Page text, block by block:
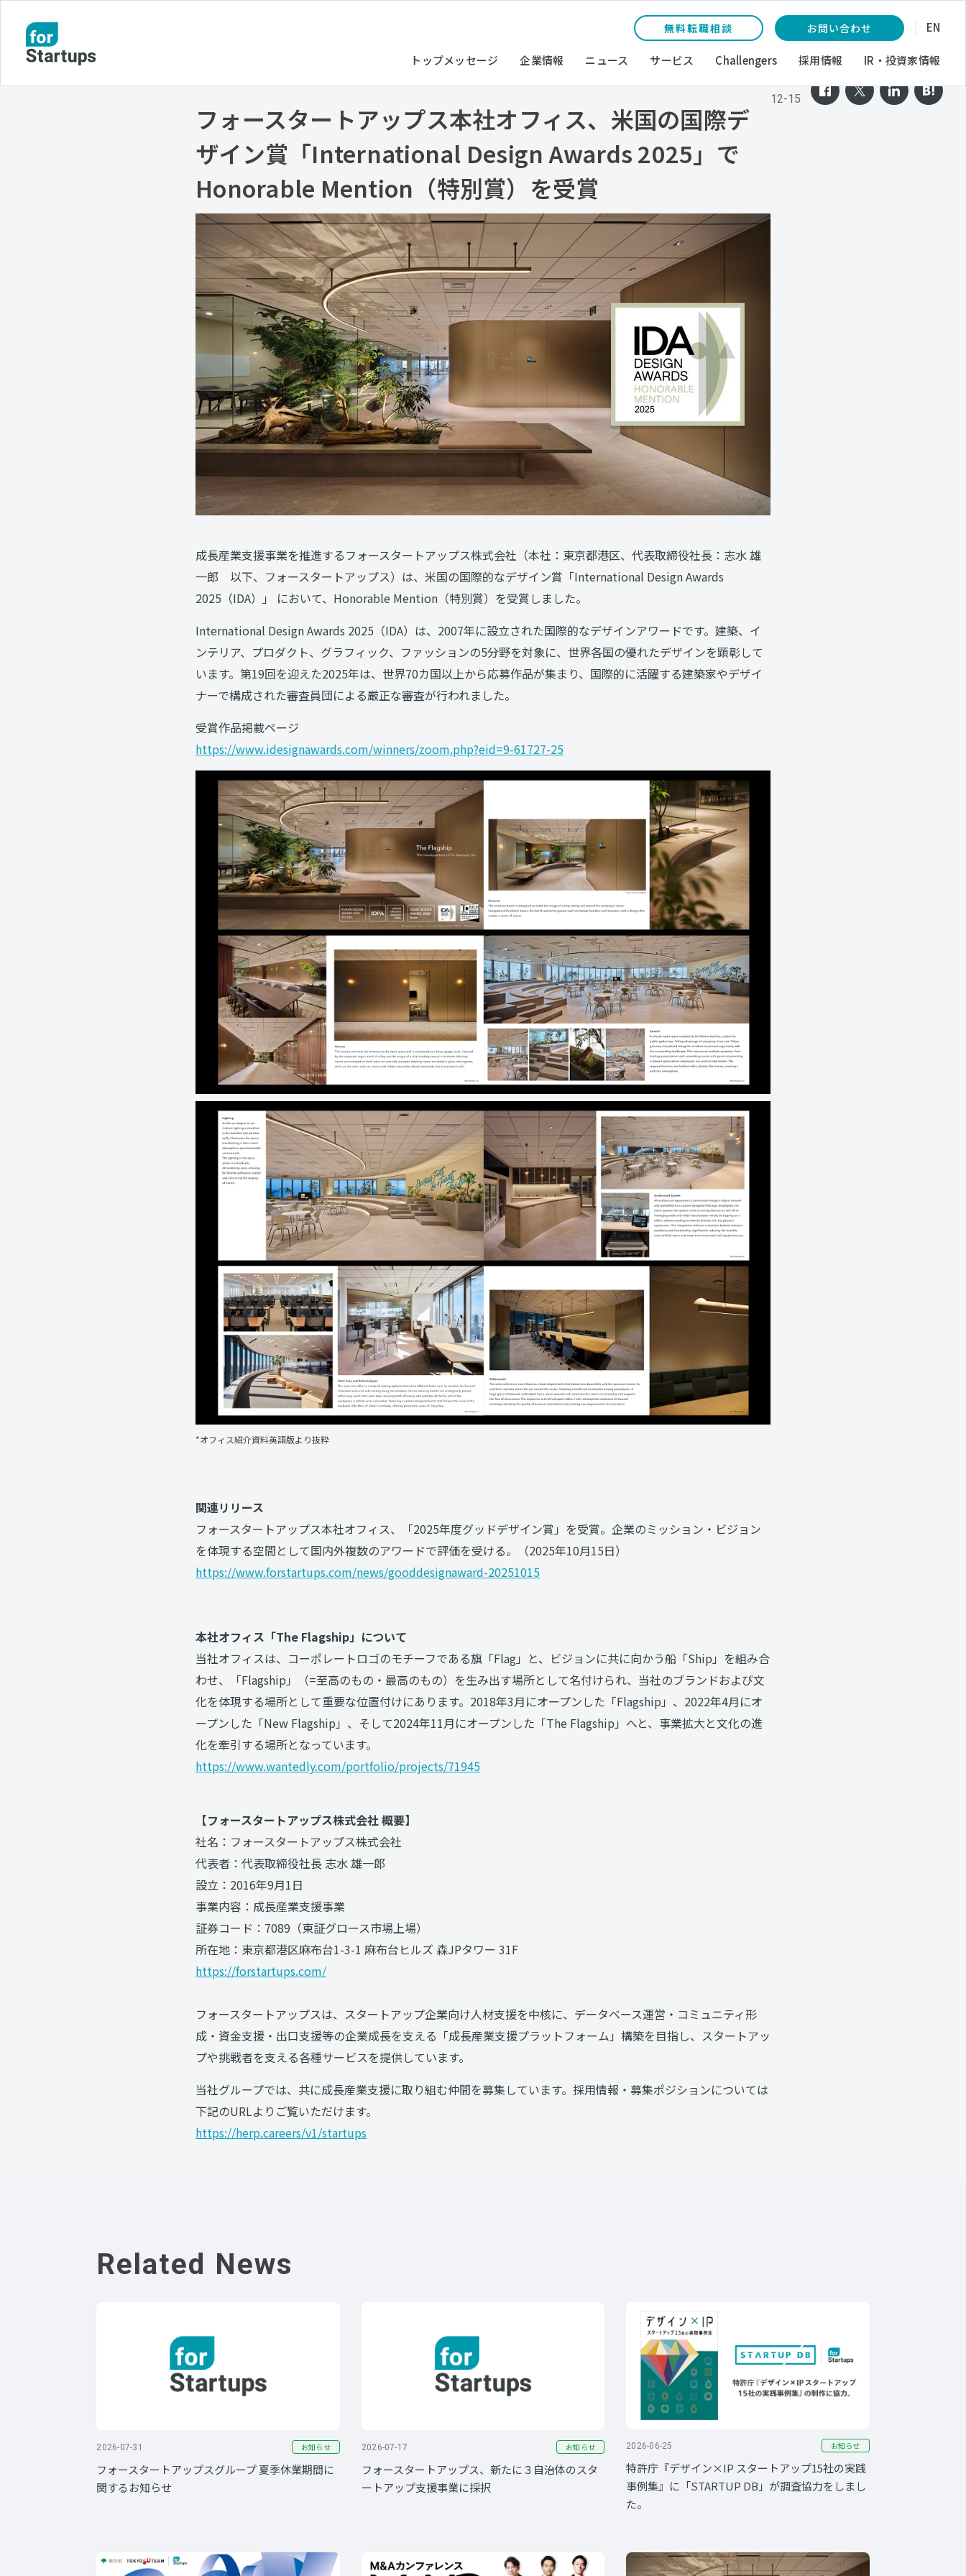
無料転職相談 お問い合わせ EN
トップメッセージ 企業情報 ニュース サービス Challengers 採用情報 IR・投資家情報
フォースタートアップス本社オフィス、米国の国際デ
ザイン賞「International Design Awards 2025」で
Honorable Mention（特別賞）を受賞
12-15
成長産業支援事業を推進するフォースタートアップス株式会社（本社：東京都港区、代表取締役社長：志水 雄
一郎 以下、フォースタートアップス）は、米国の国際的なデザイン賞「International Design Awards
2025（IDA）」 において、Honorable Mention（特別賞）を受賞しました。
International Design Awards 2025（IDA）は、2007年に設立された国際的なデザインアワードです。建築、イ
ンテリア、プロダクト、グラフィック、ファッションの5分野を対象に、世界各国の優れたデザインを顕彰して
います。第19回を迎えた2025年は、世界70カ国以上から応募作品が集まり、国際的に活躍する建築家やデザイ
ナーで構成された審査員団による厳正な審査が行われました。
受賞作品掲載ページ
https://www.idesignawards.com/winners/zoom.php?eid=9-61727-25
*オフィス紹介資料英語版より抜粋
関連リリース
フォースタートアップス本社オフィス、「2025年度グッドデザイン賞」を受賞。企業のミッション・ビジョン
を体現する空間として国内外複数のアワードで評価を受ける。（2025年10月15日）
https://www.forstartups.com/news/gooddesignaward-20251015
本社オフィス「The Flagship」について
当社オフィスは、コーポレートロゴのモチーフである旗「Flag」と、ビジョンに共に向かう船「Ship」を組み合
わせ、「Flagship」（=至高のもの・最高のもの）を生み出す場所として名付けられ、当社のブランドおよび文
化を体現する場所として重要な位置付けにあります。2018年3月にオープンした「Flagship」、2022年4月にオ
ープンした「New Flagship」、そして2024年11月にオープンした「The Flagship」へと、事業拡大と文化の進
化を牽引する場所となっています。
https://www.wantedly.com/portfolio/projects/71945
【フォースタートアップス株式会社 概要】
社名：フォースタートアップス株式会社
代表者：代表取締役社長 志水 雄一郎
設立：2016年9月1日
事業内容：成長産業支援事業
証券コード：7089（東証グロース市場上場）
所在地：東京都港区麻布台1-3-1 麻布台ヒルズ 森JPタワー 31F
https://forstartups.com/
フォースタートアップスは、スタートアップ企業向け人材支援を中核に、データベース運営・コミュニティ形
成・資金支援・出口支援等の企業成長を支える「成長産業支援プラットフォーム」構築を目指し、スタートアッ
プや挑戦者を支える各種サービスを提供しています。
当社グループでは、共に成長産業支援に取り組む仲間を募集しています。採用情報・募集ポジションについては
下記のURLよりご覧いただけます。
https://herp.careers/v1/startups
Related News
2026-07-31 お知らせ
フォースタートアップスグループ 夏季休業期間に
関するお知らせ
2026-07-17 お知らせ
フォースタートアップス、新たに３自治体のスタ
ートアップ支援事業に採択
2026-06-25 お知らせ
特許庁『デザイン×IP スタートアップ15社の実践
事例集』に「STARTUP DB」が調査協力をしまし
た。